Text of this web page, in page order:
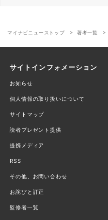
マイナビニューストップ 著者一覧
サイトインフォメーション
お知らせ
個人情報の取り扱いについて
サイトマップ
読者プレゼント提供
提携メディア
RSS
その他、お問い合わせ
お詫びと訂正
監修者一覧